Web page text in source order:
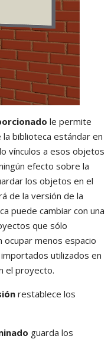
le permite
biblioteca estándar en
vínculos a esos objetos
efecto sobre la
los objetos en el
de la versión de la
puede cambiar con una
que sólo
ocupar menos espacio
utilizados en
el proyecto.
restablece los
guarda los